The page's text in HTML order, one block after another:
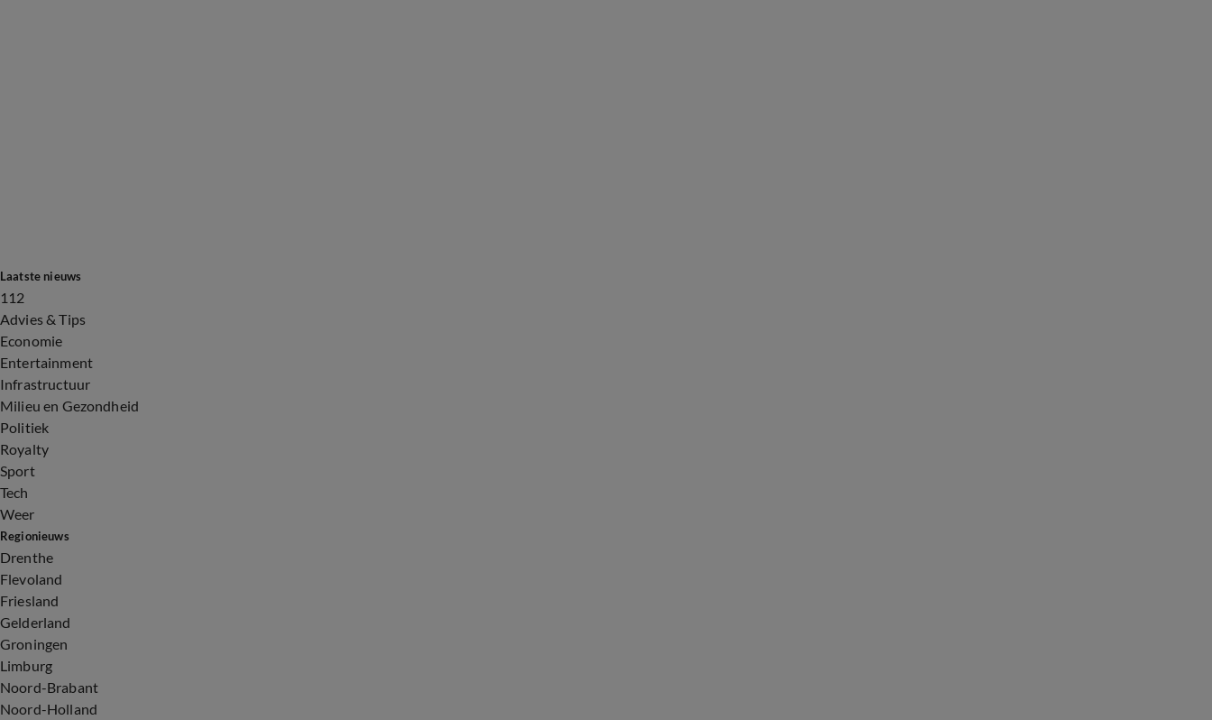
Laatste nieuws
112
Advies & Tips
Economie
Entertainment
Infrastructuur
Milieu en Gezondheid
Politiek
Royalty
Sport
Tech
Weer
Regionieuws
Drenthe
Flevoland
Friesland
Gelderland
Groningen
Limburg
Noord-Brabant
Noord-Holland